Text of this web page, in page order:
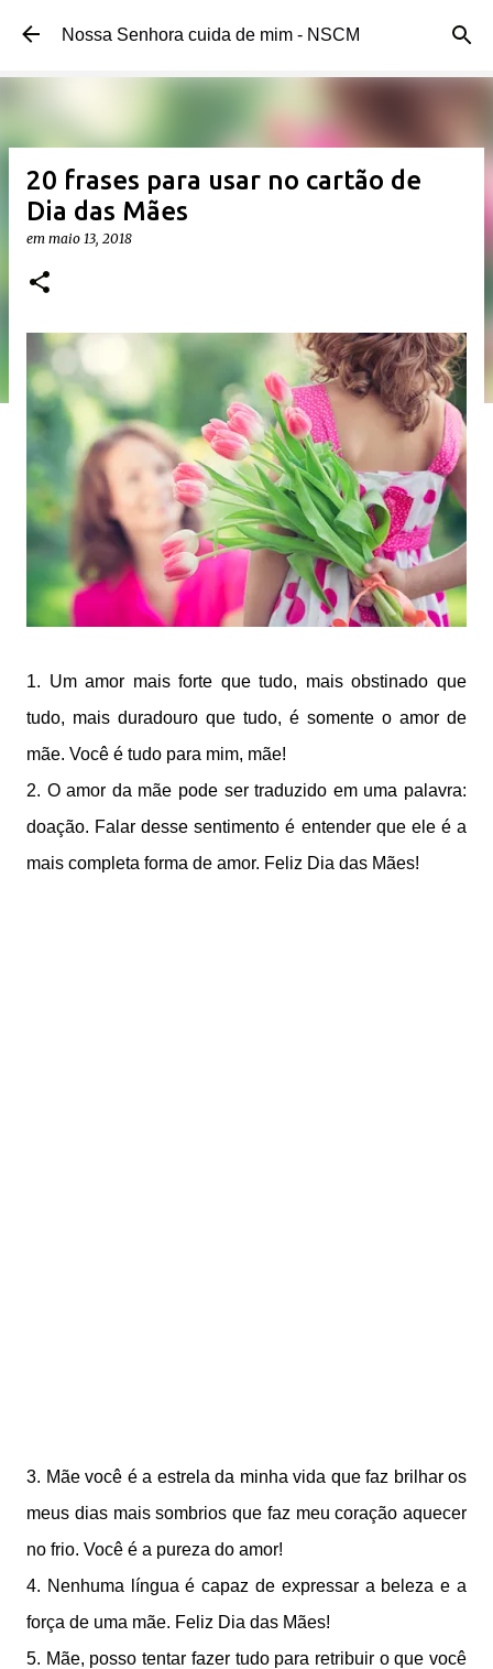
Pular para o conteúdo principal
Nossa Senhora cuida de mim - NSCM
20 frases para usar no cartão de
Dia das Mães
em maio 13, 2018
1. Um amor mais forte que tudo, mais obstinado que
tudo, mais duradouro que tudo, é somente o amor de
mãe. Você é tudo para mim, mãe!
2. O amor da mãe pode ser traduzido em uma palavra:
doação. Falar desse sentimento é entender que ele é a
mais completa forma de amor. Feliz Dia das Mães!
3. Mãe você é a estrela da minha vida que faz brilhar os
meus dias mais sombrios que faz meu coração aquecer
no frio. Você é a pureza do amor!
4. Nenhuma língua é capaz de expressar a beleza e a
força de uma mãe. Feliz Dia das Mães!
5. Mãe, posso tentar fazer tudo para retribuir o que você